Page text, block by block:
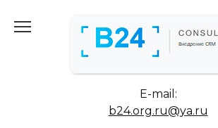
E-mail:
b24.org.ru@ya.ru